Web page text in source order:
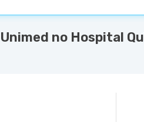
no Hospital